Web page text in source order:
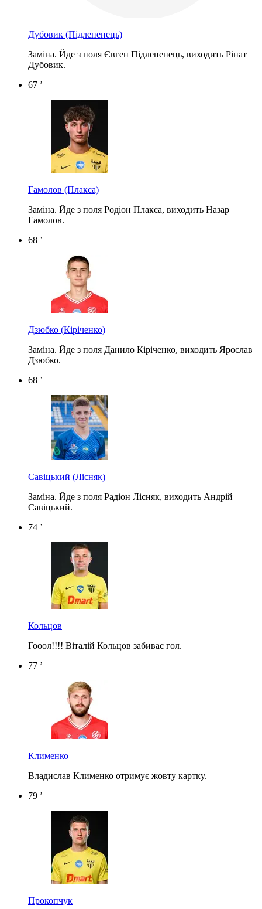
Дубовик (Підлепенець)
Заміна. Йде з поля Євген Підлепенець, виходить Рінат
Дубовик.
67 ’
Гамолов (Плакса)
Заміна. Йде з поля Родіон Плакса, виходить Назар
Гамолов.
68 ’
Дзюбко (Кіріченко)
Заміна. Йде з поля Данило Кіріченко, виходить Ярослав
Дзюбко.
68 ’
Савіцький (Лісняк)
Заміна. Йде з поля Радіон Лісняк, виходить Андрій
Савіцький.
74 ’
Кольцов
Гооол!!!! Віталій Кольцов забиває гол.
77 ’
Клименко
Владислав Клименко отримує жовту картку.
79 ’
Прокопчук